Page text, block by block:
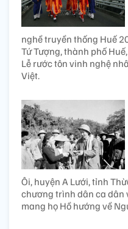
nghề truyền thống Huế
Tứ Tượng, thành phố
Lễ rước tôn vinh nghệ
Việt.
Ôi, huyện A Lưới, tỉnh
chương trình dân ca dân
mang họ Hồ hướng về